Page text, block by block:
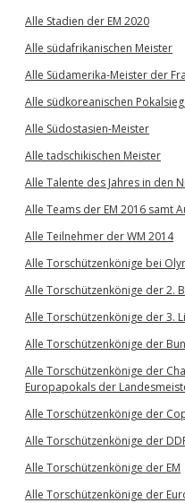
Alle Stadien der EM 2020
Alle südafrikanischen Meister
Alle Südamerika-Meister der
Alle südkoreanischen
Alle Südostasien-Meister
Alle tadschikischen Meister
Alle Talente des Jahres in den
Alle Teams der EM 2016 samt
Alle Teilnehmer der WM 2014
Alle Torschützenkönige bei
Alle Torschützenkönige der 2.
Alle Torschützenkönige der 3.
Alle Torschützenkönige der
Alle Torschützenkönige der
Europapokals der
Alle Torschützenkönige der
Alle Torschützenkönige der
Alle Torschützenkönige der EM
Alle Torschützenkönige der